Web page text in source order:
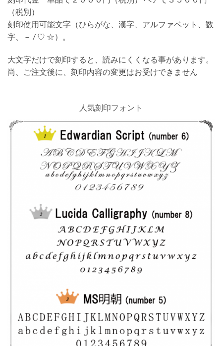
（税別）
刻印使用可能文字（ひらがな、漢字、アルファベット、数
字、－ / ♡ ☆）。
大文字だけで刻印すると、読みにくくなる事があります。
尚、ご注文後に、刻印内容の変更はお受けできません
人気刻印フォント